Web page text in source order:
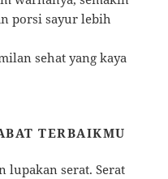
porsi sayur lebih
sehat yang kaya
TERBAIKMU
lupakan serat. Serat